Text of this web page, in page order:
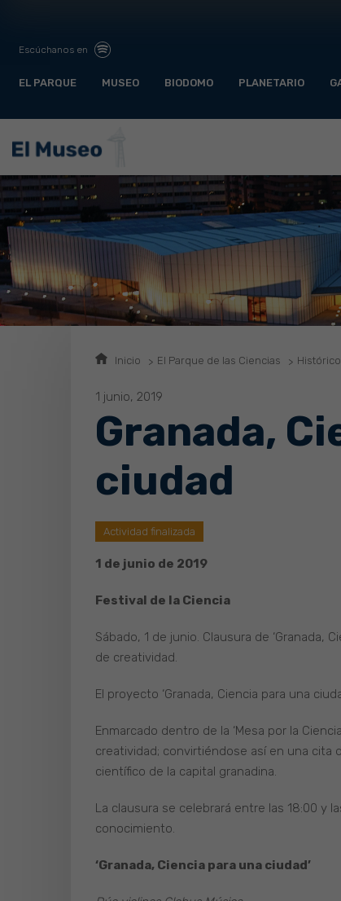
Escúchanos en
EL PARQUE MUSEO BIODOMO PLANETARIO
Inicio El Parque de las Ciencias Histórico
1 junio, 2019
Granada,
ciudad
Actividad finalizada
1 de junio de 2019
Festival de la Ciencia
Sábado, 1 de junio. Clausura de ‘Granada,
de creatividad.
El proyecto ‘Granada, Ciencia para una
Enmarcado dentro de la ‘Mesa por la
creatividad; convirtiéndose así en una
científico de la capital granadina.
La clausura se celebrará entre las 18:00 y
conocimiento.
‘Granada, Ciencia para una ciudad’